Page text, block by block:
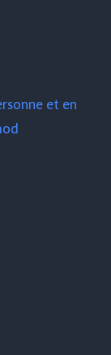
et en